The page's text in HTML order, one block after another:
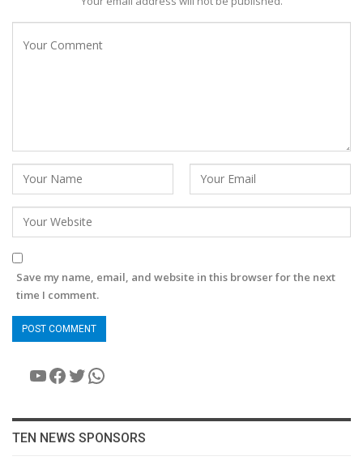
Save my name, email, and website in this browser for the next
time I comment.
YouTube
Facebook
Twitter
WhatsApp
TEN NEWS SPONSORS